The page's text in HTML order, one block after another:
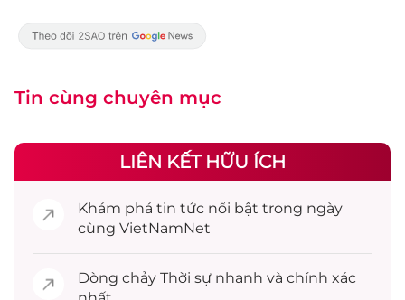
Tin cùng chuyên mục
LIÊN KẾT HỮU ÍCH
Khám phá tin tức nổi bật trong ngày
cùng VietNamNet
Dòng chảy Thời sự nhanh và chính xác